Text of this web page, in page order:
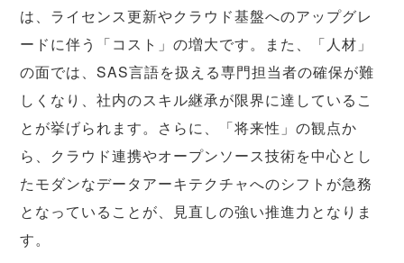
は、ライセンス更新やクラウド基盤へのアップグレ
ードに伴う「コスト」の増大です。また、「人材」
の面では、SAS言語を扱える専門担当者の確保が難
しくなり、社内のスキル継承が限界に達しているこ
とが挙げられます。さらに、「将来性」の観点か
ら、クラウド連携やオープンソース技術を中心とし
たモダンなデータアーキテクチャへのシフトが急務
となっていることが、見直しの強い推進力となりま
す。